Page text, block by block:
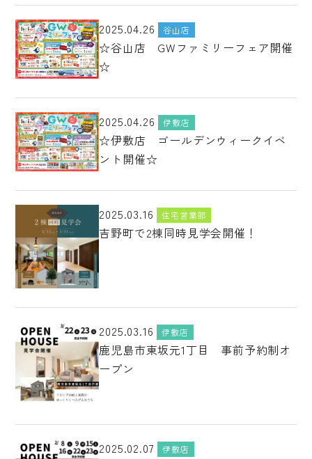
2025.04.26 谷山店
☆谷山店 GWファミリーフェア開催
☆
2025.04.26 伊敷店
☆伊敷店 ゴールデンウィークイベ
ント開催☆
2025.03.16 住宅営業部
吉野町で2棟同時見学会開催！
2025.03.16 伊敷店
鹿児島市東坂元1丁目 事前予約制オ
ープン
2025.02.07 伊敷店